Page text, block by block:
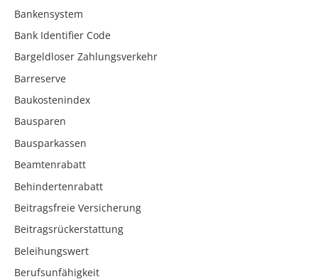
Bankensystem
Bank Identifier Code
Bargeldloser Zahlungsverkehr
Barreserve
Baukostenindex
Bausparen
Bausparkassen
Beamtenrabatt
Behindertenrabatt
Beitragsfreie Versicherung
Beitragsrückerstattung
Beleihungswert
Berufsunfähigkeit